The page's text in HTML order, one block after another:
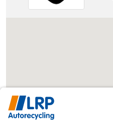
SEAT
SEAT